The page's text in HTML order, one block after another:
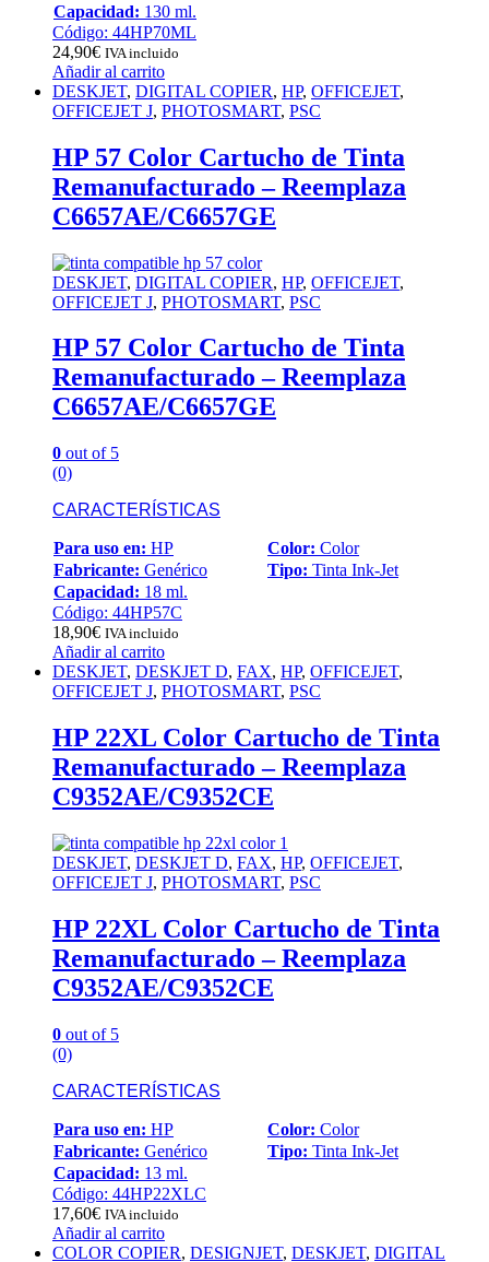
Capacidad: 130 ml.
Código: 44HP70ML
24,90€ IVA incluido
Añadir al carrito
DESKJET, DIGITAL COPIER, HP, OFFICEJET,
OFFICEJET J, PHOTOSMART, PSC
HP 57 Color Cartucho de Tinta
Remanufacturado – Reemplaza
C6657AE/C6657GE
DESKJET, DIGITAL COPIER, HP, OFFICEJET,
OFFICEJET J, PHOTOSMART, PSC
HP 57 Color Cartucho de Tinta
Remanufacturado – Reemplaza
C6657AE/C6657GE
0 out of 5
(0)
CARACTERÍSTICAS
Para uso en: HP Color: Color
Fabricante: Genérico Tipo: Tinta Ink-Jet
Capacidad: 18 ml.
Código: 44HP57C
18,90€ IVA incluido
Añadir al carrito
DESKJET, DESKJET D, FAX, HP, OFFICEJET,
OFFICEJET J, PHOTOSMART, PSC
HP 22XL Color Cartucho de Tinta
Remanufacturado – Reemplaza
C9352AE/C9352CE
DESKJET, DESKJET D, FAX, HP, OFFICEJET,
OFFICEJET J, PHOTOSMART, PSC
HP 22XL Color Cartucho de Tinta
Remanufacturado – Reemplaza
C9352AE/C9352CE
0 out of 5
(0)
CARACTERÍSTICAS
Para uso en: HP Color: Color
Fabricante: Genérico Tipo: Tinta Ink-Jet
Capacidad: 13 ml.
Código: 44HP22XLC
17,60€ IVA incluido
Añadir al carrito
COLOR COPIER, DESIGNJET, DESKJET, DIGITAL